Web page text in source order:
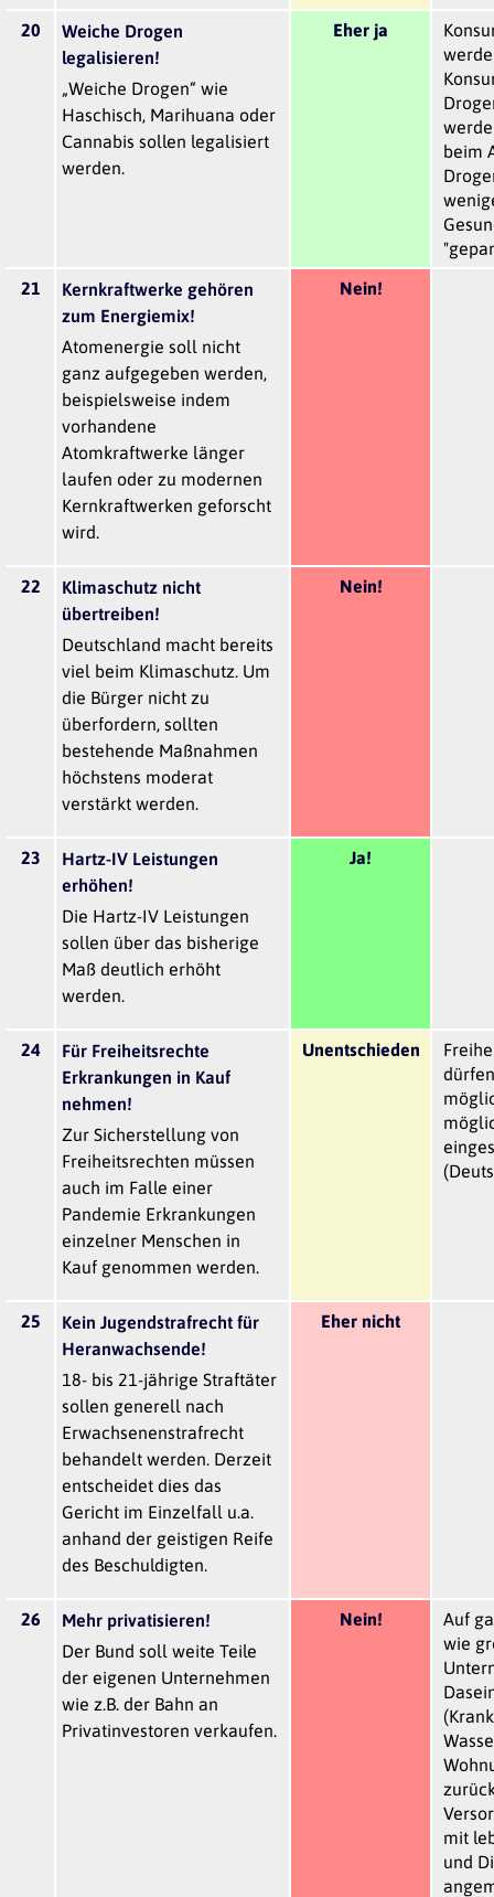
20
Weiche Drogen
legalisieren!
„Weiche Drogen“ wie
Haschisch, Marihuana oder
Cannabis sollen legalisiert
werden.
Eher ja
beim
21
Kernkraftwerke gehören
zum Energiemix!
Atomenergie soll nicht
ganz aufgegeben werden,
beispielsweise indem
vorhandene
Atomkraftwerke länger
laufen oder zu modernen
Kernkraftwerken geforscht
wird.
Nein!
22
Klimaschutz nicht
übertreiben!
Deutschland macht bereits
viel beim Klimaschutz. Um
die Bürger nicht zu
überfordern, sollten
bestehende Maßnahmen
höchstens moderat
verstärkt werden.
Nein!
23
Hartz-IV Leistungen
erhöhen!
Die Hartz-IV Leistungen
sollen über das bisherige
Maß deutlich erhöht
werden.
Ja!
24
Für Freiheitsrechte
Erkrankungen in Kauf
nehmen!
Zur Sicherstellung von
Freiheitsrechten müssen
auch im Falle einer
Pandemie Erkrankungen
einzelner Menschen in
Kauf genommen werden.
Unentschieden
25
Kein Jugendstrafrecht für
Heranwachsende!
18- bis 21-jährige Straftäter
sollen generell nach
Erwachsenenstrafrecht
behandelt werden. Derzeit
entscheidet dies das
Gericht im Einzelfall u.a.
anhand der geistigen Reife
des Beschuldigten.
Eher nicht
26
Mehr privatisieren!
Der Bund soll weite Teile
der eigenen Unternehmen
wie z.B. der Bahn an
Privatinvestoren verkaufen.
Nein!
Auf
wie
mit
und